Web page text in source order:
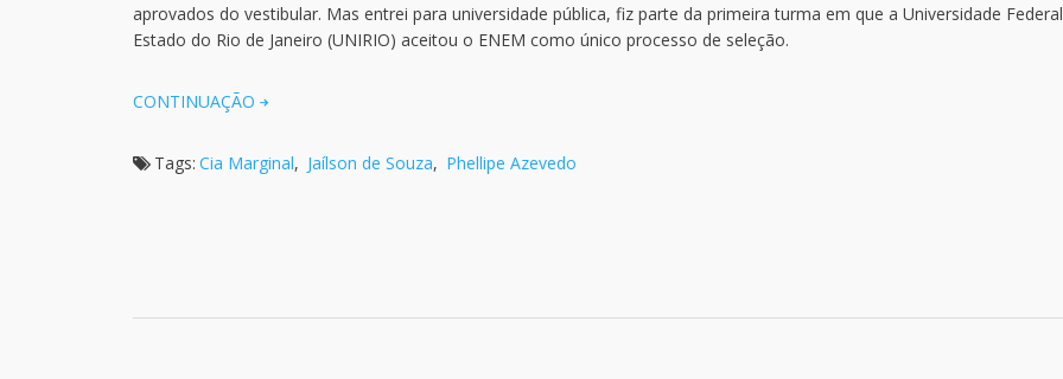
aprovados do vestibular. Mas entrei para universidade pública, fiz parte da primeira turma em que a Universidade
Estado do Rio de Janeiro (UNIRIO) aceitou o ENEM como único processo de seleção.
CONTINUAÇÃO
Tags: Cia Marginal, Jaílson de Souza, Phellipe Azevedo